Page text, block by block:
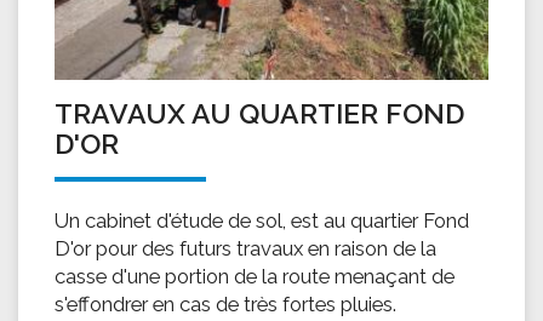
TRAVAUX AU QUARTIER FOND
D'OR
Un cabinet d'étude de sol, est au quartier Fond
D'or pour des futurs travaux en raison de la
casse d'une portion de la route menaçant de
s'effondrer en cas de très fortes pluies.